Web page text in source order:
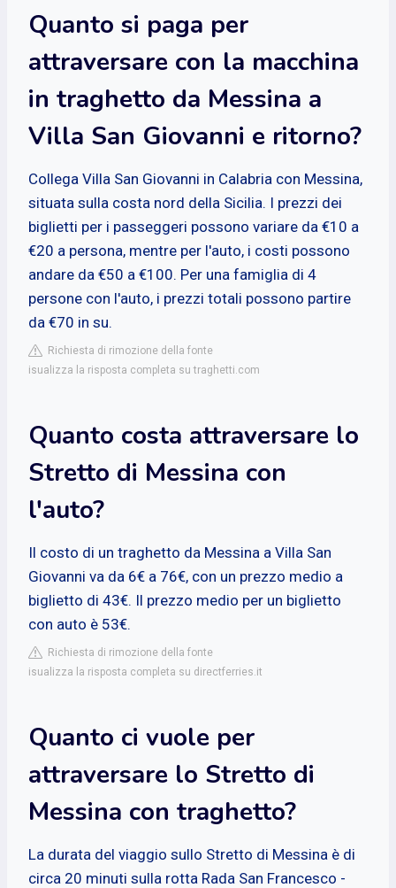
Quanto si paga per
attraversare con la macchina
in traghetto da Messina a
Villa San Giovanni e ritorno?
Collega Villa San Giovanni in Calabria con Messina,
situata sulla costa nord della Sicilia. I prezzi dei
biglietti per i passeggeri possono variare da €10 a
€20 a persona, mentre per l'auto, i costi possono
andare da €50 a €100. Per una famiglia di 4
persone con l'auto, i prezzi totali possono partire
da €70 in su.
Richiesta di rimozione della fonte
isualizza la risposta completa su traghetti.com
Quanto costa attraversare lo
Stretto di Messina con
l'auto?
Il costo di un traghetto da Messina a Villa San
Giovanni va da 6€ a 76€, con un prezzo medio a
biglietto di 43€. Il prezzo medio per un biglietto
con auto è 53€.
Richiesta di rimozione della fonte
isualizza la risposta completa su directferries.it
Quanto ci vuole per
attraversare lo Stretto di
Messina con traghetto?
La durata del viaggio sullo Stretto di Messina è di
circa 20 minuti sulla rotta Rada San Francesco -